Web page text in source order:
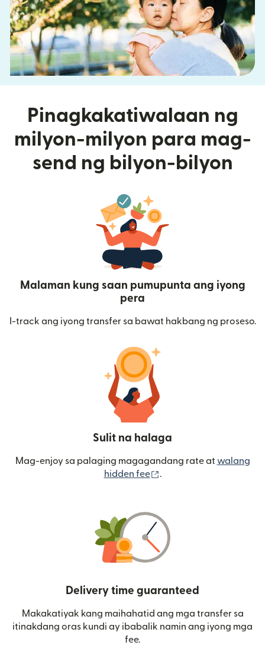
Pinagkakatiwalaan ng
milyon-milyon para mag-
send ng bilyon-bilyon
Malaman kung saan pumupunta ang iyong
pera
I-track ang iyong transfer sa bawat hakbang ng proseso.
Sulit na halaga
Mag-enjoy sa palaging magagandang rate at walang
hidden fee
.
Delivery time guaranteed
Makakatiyak kang maihahatid ang mga transfer sa
itinakdang oras kundi ay ibabalik namin ang iyong mga
fee.